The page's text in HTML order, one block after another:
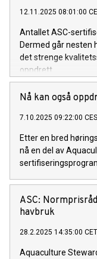
12.11.2025 08:01:00
Antallet ASC-
Dermed går nesten
det strenge
oppdrett.
Nå kan også
7.10.2025 09:22:00
Etter en bred
nå en del av
ASC:
havbruk
28.2.2025 14:35:00 CET
Aquaculture